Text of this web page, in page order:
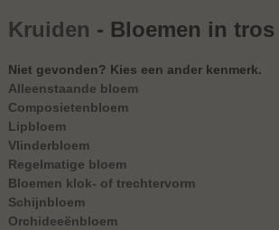
Kruiden - Bloemen in tros
Niet gevonden? Kies een ander kenmerk.
Alleenstaande bloem
Composietenbloem
Lipbloem
Vlinderbloem
Regelmatige bloem
Bloemen klok- of trechtervorm
Schijnbloem
Orchideeënbloem